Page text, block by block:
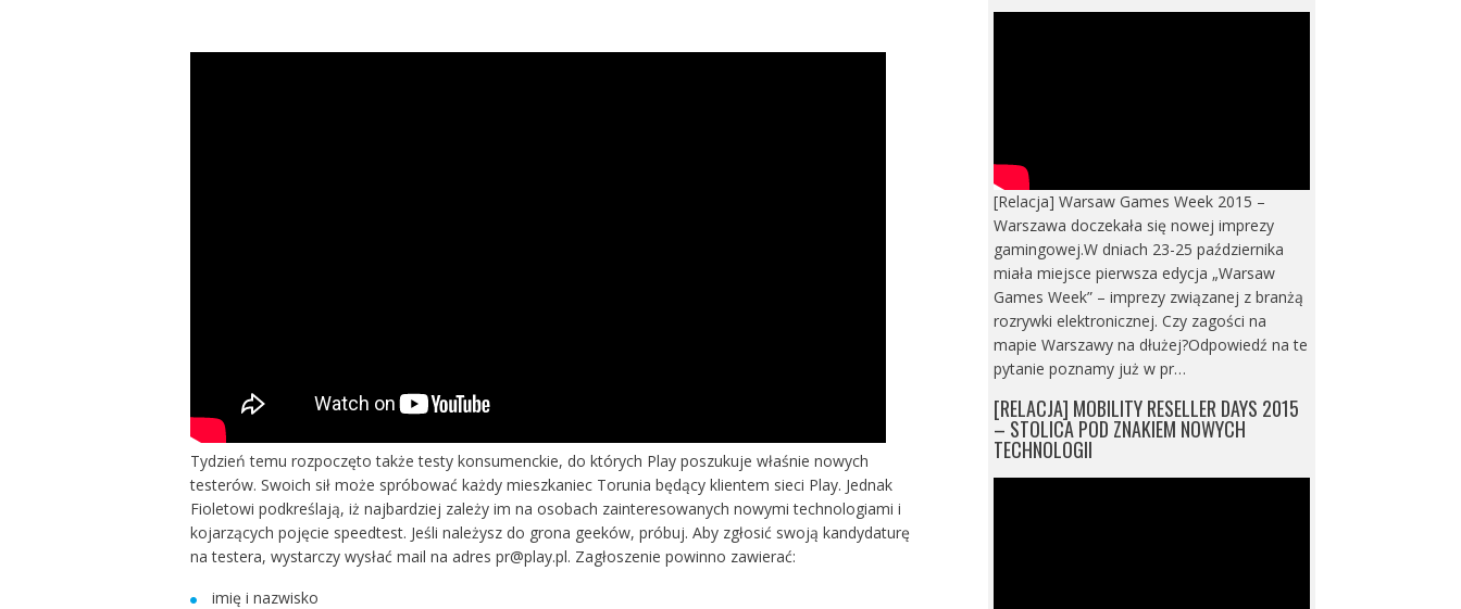
Tydzień temu rozpoczęto także testy konsumenckie, do których Play poszukuje właśnie nowych
testerów. Swoich sił może spróbować każdy mieszkaniec Torunia będący klientem sieci Play. Jednak
Fioletowi podkreślają, iż najbardziej zależy im na osobach zainteresowanych nowymi technologiami i
kojarzących pojęcie speedtest. Jeśli należysz do grona geeków, próbuj. Aby zgłosić swoją kandydaturę
na testera, wystarczy wysłać mail na adres pr@play.pl. Zagłoszenie powinno zawierać:
imię i nazwisko
[Relacja] Warsaw Games Week 2015 –
Warszawa doczekała się nowej imprezy
gamingowej.W dniach 23-25 października
miała miejsce pierwsza edycja „Warsaw
Games Week” – imprezy związanej z branżą
rozrywki elektronicznej. Czy zagości na
mapie Warszawy na dłużej?Odpowiedź na te
pytanie poznamy już w pr…
[RELACJA] MOBILITY RESELLER DAYS 2015
– STOLICA POD ZNAKIEM NOWYCH
TECHNOLOGII